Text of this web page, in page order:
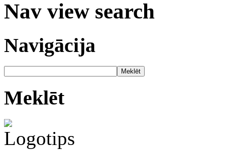
Nav view search
Navigācija
Meklēt
Meklēt